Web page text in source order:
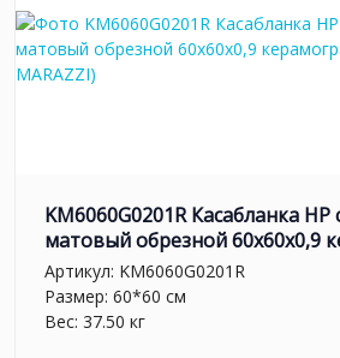
KM6060G0201R Касабланка
матовый обрезной 60x60x0,9
Артикул: KM6060G0201R
Размер: 60*60 см
Вес: 37.50 кг